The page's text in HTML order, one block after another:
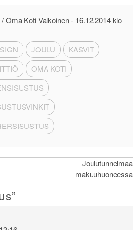
/ Oma Koti Valkoinen - 16.12.2014 klo
JOULU
KASVIT
OMA KOTI
Joulutunnelmaa
makuuhuoneessa
”